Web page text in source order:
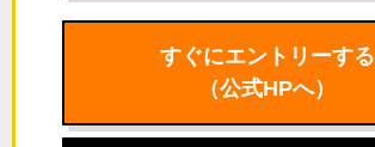
すぐにエントリーする
（公式HPへ）